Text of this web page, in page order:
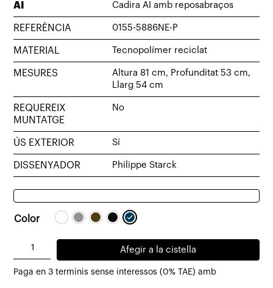
AI Cadira AI amb reposabraços
REFERÈNCIA 0155-5886NE-P
MATERIAL Tecnopolímer reciclat
MESURES
Altura 81 cm, Profunditat 53 cm,
Llarg 54 cm
REQUEREIX
MUNTATGE
No
ÚS EXTERIOR Sí
DISSENYADOR Philippe Starck
Color
quantitat
Cadira
Afegir a la cistella
Paga en 3 terminis sense interessos (0% TAE) amb